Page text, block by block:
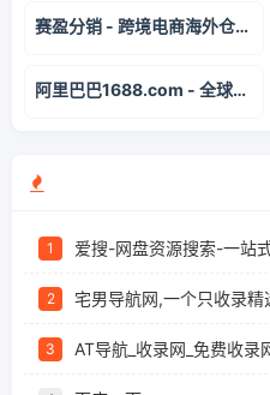
赛盈分销 - 跨境电商海外仓B2B一件代发分销平台
阿里巴巴1688.com - 全球领先的采购批发平台,批发网
1
2 宅男导航网,一个只收录
3 AT导航_收录网_免费收录